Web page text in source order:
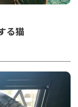
る猫